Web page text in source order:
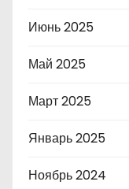
Июнь 2025
Май 2025
Март 2025
Январь 2025
Ноябрь 2024